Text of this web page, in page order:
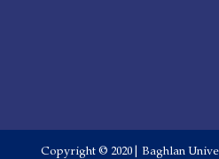
Copyright © 2020 | Baghlan